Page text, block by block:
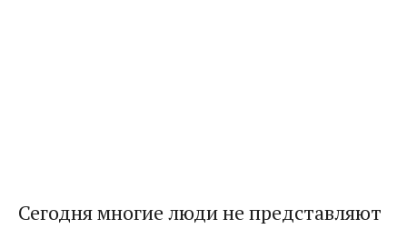
Сегодня многие люди не представляют